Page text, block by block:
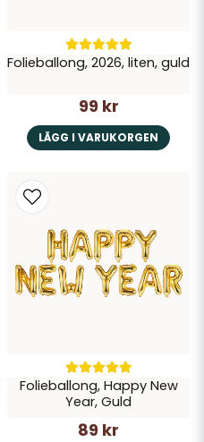
Folieballong, 2026, liten, guld
99 kr
LÄGG I VARUKORGEN
Folieballong, Happy New
Year, Guld
89 kr